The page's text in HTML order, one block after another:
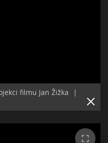
filmu Jan Žižka
|